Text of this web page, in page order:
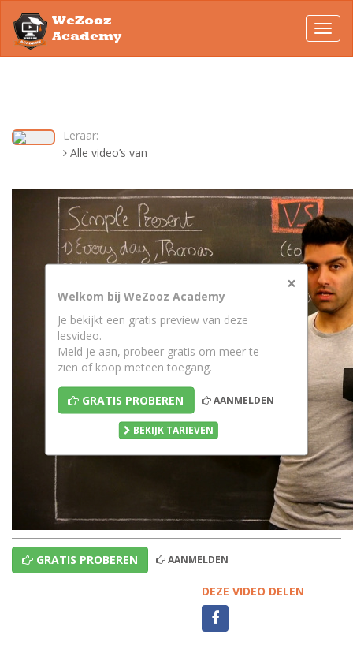
WeZooz
Academy
Leraar:
Alle video’s van
×
Welkom bij WeZooz Academy
Je bekijkt een gratis preview van deze
lesvideo.
Meld je aan, probeer gratis om meer te
zien of koop meteen toegang.
GRATIS PROBEREN AANMELDEN
BEKIJK TARIEVEN
GRATIS PROBEREN AANMELDEN
DEZE VIDEO DELEN